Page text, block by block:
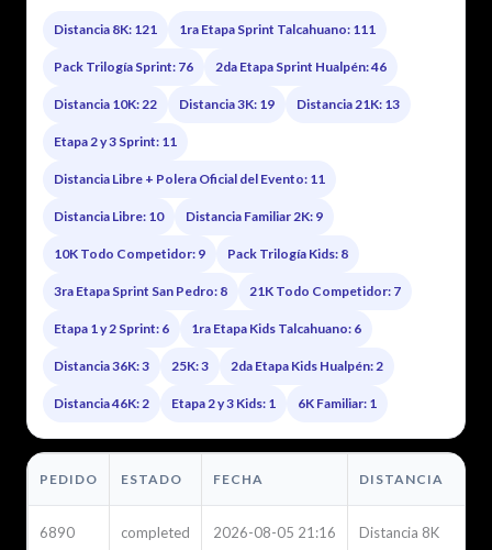
Distancia 8K: 121 1ra Etapa Sprint Talcahuano: 111
Pack Trilogía Sprint: 76 2da Etapa Sprint Hualpén: 46
Distancia 10K: 22 Distancia 3K: 19 Distancia 21K: 13
Etapa 2 y 3 Sprint: 11
Distancia Libre + Polera Oficial del Evento: 11
Distancia Libre: 10 Distancia Familiar 2K: 9
10K Todo Competidor: 9 Pack Trilogía Kids: 8
3ra Etapa Sprint San Pedro: 8 21K Todo Competidor: 7
Etapa 1 y 2 Sprint: 6 1ra Etapa Kids Talcahuano: 6
Distancia 36K: 3 25K: 3 2da Etapa Kids Hualpén: 2
Distancia 46K: 2 Etapa 2 y 3 Kids: 1 6K Familiar: 1
PEDIDO ESTADO FECHA DISTANCIA
6890 completed 2026-08-05 21:16 Distancia 8K